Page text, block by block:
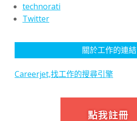
technorati
Twitter
關於工作的連結
Careerjet,找工作的搜尋引擎